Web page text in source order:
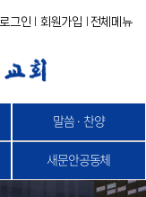
로그인 회원가입 전체메뉴
말씀 · 찬양
새문안공동체